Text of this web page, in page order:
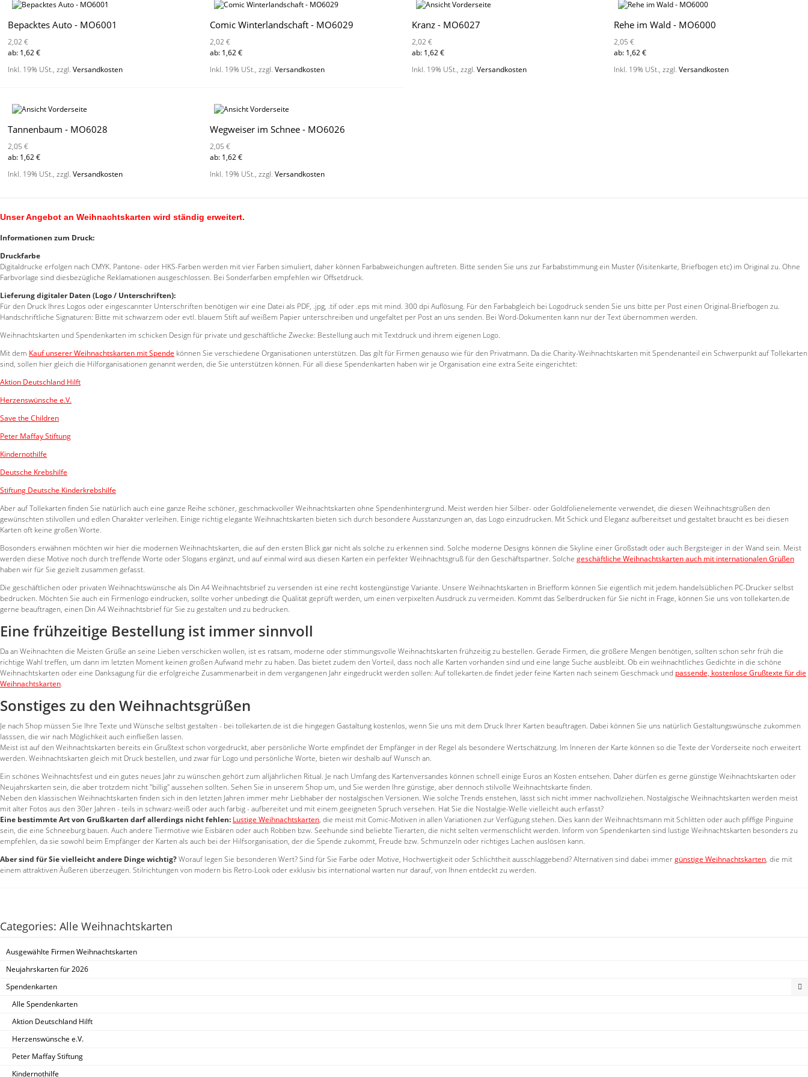
Bepacktes Auto - MO6001
2,02 €
ab: 1,62 €
Inkl. 19% USt.,zzgl.Versandkosten
Comic Winterlandschaft - MO6029
2,02 €
ab: 1,62 €
Inkl. 19% USt.,zzgl.Versandkosten
Kranz - MO6027
2,02 €
ab: 1,62 €
Inkl. 19% USt.,zzgl.Versandkosten
Rehe im Wald - MO6000
2,05 €
ab: 1,62 €
Inkl. 19% USt.,zzgl.Versandkosten
Tannenbaum - MO6028
2,05 €
ab: 1,62 €
Inkl. 19% USt.,zzgl.Versandkosten
Wegweiser im Schnee - MO6026
2,05 €
ab: 1,62 €
Inkl. 19% USt.,zzgl.Versandkosten
Unser Angebot an Weihnachtskarten wird ständig erweitert.
Informationen zum Druck:
Druckfarbe
Digitaldrucke erfolgen nach CMYK. Pantone- oder HKS-Farben werden mit vier Farben simuliert, daher können Farbabweichungen auftreten. Bitte senden Sie uns zur Farbabstimmung ein Muster (Visitenkarte, Briefbogen etc) im Original zu. Ohne
Farbvorlage sind diesbezügliche Reklamationen ausgeschlossen. Bei Sonderfarben empfehlen wir Offsetdruck.
Lieferung digitaler Daten (Logo / Unterschriften):
Für den Druck Ihres Logos oder eingescannter Unterschriften benötigen wir eine Datei als PDF, .jpg, .tif oder .eps mit mind. 300 dpi Auflösung. Für den Farbabgleich bei Logodruck senden Sie uns bitte per Post einen Original-Briefbogen zu.
Handschriftliche Signaturen: Bitte mit schwarzem oder evtl. blauem Stift auf weißem Papier unterschreiben und ungefaltet per Post an uns senden. Bei Word-Dokumenten kann nur der Text übernommen werden.
Weihnachtskarten und Spendenkarten im schicken Design für private und geschäftliche Zwecke: Bestellung auch mit Textdruck und ihrem eigenen Logo.
Mit dem Kauf unserer Weihnachtskarten mit Spende können Sie verschiedene Organisationen unterstützen. Das gilt für Firmen genauso wie für den Privatmann. Da die Charity-Weihnachtskarten mit Spendenanteil ein Schwerpunkt auf Tollekarten
sind, sollen hier gleich die Hilforganisationen genannt werden, die Sie unterstützen können. Für all diese Spendenkarten haben wir je Organisation eine extra Seite eingerichtet:
Aktion Deutschland Hilft
Herzenswünsche e.V.
Save the Children
Peter Maffay Stiftung
Kindernothilfe
Deutsche Krebshilfe
Stiftung Deutsche Kinderkrebshilfe
Aber auf Tollekarten finden Sie natürlich auch eine ganze Reihe schöner, geschmackvoller Weihnachtskarten ohne Spendenhintergrund. Meist werden hier Silber- oder Goldfolienelemente verwendet, die diesen Weihnachtsgrüßen den
gewünschten stilvollen und edlen Charakter verleihen. Einige richtig elegante Weihnachtskarten bieten sich durch besondere Ausstanzungen an, das Logo einzudrucken. Mit Schick und Eleganz aufbereitset und gestaltet braucht es bei diesen
Karten oft keine großen Worte.
Bosonders erwähnen möchten wir hier die modernen Weihnachtskarten, die auf den ersten Blick gar nicht als solche zu erkennen sind. Solche moderne Designs können die Skyline einer Großstadt oder auch Bergsteiger in der Wand sein. Meist
werden diese Motive noch durch treffende Worte oder Slogans ergänzt, und auf einmal wird aus diesen Karten ein perfekter Weihnachtsgruß für den Geschäftspartner. Solche geschäftliche Weihnachtskarten auch mit internationalen Grüßen
haben wir für Sie gezielt zusammen gefasst.
Die geschäftlichen oder privaten Weihnachtswünsche als Din A4 Weihnachtsbrief zu versenden ist eine recht kostengünstige Variante. Unsere Weihnachtskarten in Briefform können Sie eigentlich mit jedem handelsüblichen PC-Drucker selbst
bedrucken. Möchten Sie auch ein Firmenlogo eindrucken, sollte vorher unbedingt die Quälität geprüft werden, um einen verpixelten Ausdruck zu vermeiden. Kommt das Selberdrucken für Sie nicht in Frage, können Sie uns von tollekarten.de
gerne beauftragen, einen Din A4 Weihnachtsbrief für Sie zu gestalten und zu bedrucken.
Eine frühzeitige Bestellung ist immer sinnvoll
Da an Weihnachten die Meisten Grüße an seine Lieben verschicken wollen, ist es ratsam, moderne oder stimmungsvolle Weihnachtskarten frühzeitig zu bestellen. Gerade Firmen, die größere Mengen benötigen, sollten schon sehr früh die
richtige Wahl treffen, um dann im letzten Moment keinen großen Aufwand mehr zu haben. Das bietet zudem den Vorteil, dass noch alle Karten vorhanden sind und eine lange Suche ausbleibt. Ob ein weihnachtliches Gedichte in die schöne
Weihnachtskarten oder eine Danksagung für die erfolgreiche Zusammenarbeit in dem vergangenen Jahr eingedruckt werden sollen: Auf tollekarten.de findet jeder feine Karten nach seinem Geschmack und passende, kostenlose Grußtexte für die
Weihnachtskarten.
Sonstiges zu den Weihnachtsgrüßen
Je nach Shop müssen Sie Ihre Texte und Wünsche selbst gestalten - bei tollekarten.de ist die hingegen Gastaltung kostenlos, wenn Sie uns mit dem Druck Ihrer Karten beauftragen. Dabei können Sie uns natürlich Gestaltungswünsche zukommen
lasssen, die wir nach Möglichkeit auch einfließen lassen.
Meist ist auf den Weihnachtskarten bereits ein Grußtext schon vorgedruckt, aber persönliche Worte empfindet der Empfänger in der Regel als besondere Wertschätzung. Im Inneren der Karte können so die Texte der Vorderseite noch erweitert
werden. Weihnachtskarten gleich mit Druck bestellen, und zwar für Logo und persönliche Worte, bieten wir deshalb auf Wunsch an.
Ein schönes Weihnachtsfest und ein gutes neues Jahr zu wünschen gehört zum alljährlichen Ritual. Je nach Umfang des Kartenversandes können schnell einige Euros an Kosten entsehen. Daher dürfen es gerne günstige Weihnachtskarten oder
Neujahrskarten sein, die aber trotzdem nicht "billig" aussehen sollten. Sehen Sie in unserem Shop um, und Sie werden Ihre günstige, aber dennoch stilvolle Weihnachtskarte finden.
Neben den klassischen Weihnachtskarten finden sich in den letzten Jahren immer mehr Liebhaber der nostalgischen Versionen. Wie solche Trends enstehen, lässt sich nicht immer nachvollziehen. Nostalgische Weihnachtskarten werden meist
mit alter Fotos aus den 30er Jahren - teils in schwarz-weiß oder auch farbig - aufbereitet und mit einem geeigneten Spruch versehen. Hat Sie die Nostalgie-Welle vielleicht auch erfasst?
Eine bestimmte Art von Grußkarten darf allerdings nicht fehlen: Lustige Weihnachtskarten, die meist mit Comic-Motiven in allen Variationen zur Verfügung stehen. Dies kann der Weihnachtsmann mit Schlitten oder auch pfiffige Pinguine
sein, die eine Schneeburg bauen. Auch andere Tiermotive wie Eisbären oder auch Robben bzw. Seehunde sind beliebte Tierarten, die nicht selten vermenschlicht werden. Inform von Spendenkarten sind lustige Weihnachtskarten besonders zu
empfehlen, da sie sowohl beim Empfänger der Karten als auch bei der Hilfsorganisation, der die Spende zukommt, Freude bzw. Schmunzeln oder richtiges Lachen auslösen kann.
Aber sind für Sie vielleicht andere Dinge wichtig?Worauf legen Sie besonderen Wert? Sind für Sie Farbe oder Motive, Hochwertigkeit oder Schlichtheit ausschlaggebend? Alternativen sind dabei immergünstige Weihnachtskarten, die mit
einem attraktiven Äußeren überzeugen. Stilrichtungen von modern bis Retro-Look oder exklusiv bis international warten nur darauf, von Ihnen entdeckt zu werden.
Categories: Alle Weihnachtskarten
Ausgewählte Firmen Weihnachtskarten
Neujahrskarten für 2026
Spendenkarten
Alle Spendenkarten
Aktion Deutschland Hilft
Herzenswünsche e.V.
Peter Maffay Stiftung
Kindernothilfe